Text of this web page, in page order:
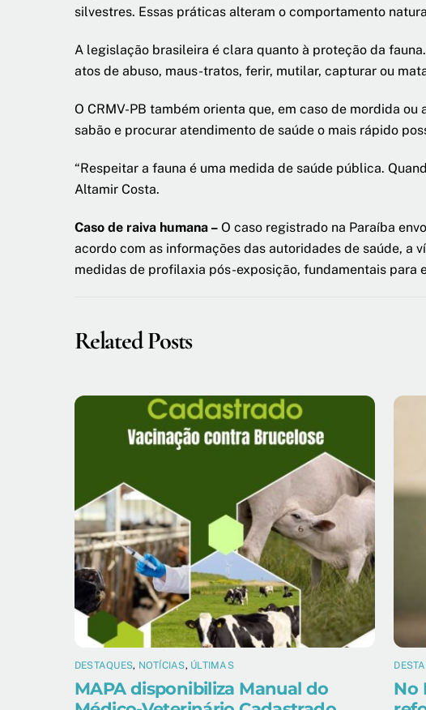
silvestres. Essas práticas alteram o comportamento
A legislação brasileira é clara quanto à proteção da
atos de abuso, maus-tratos, ferir, mutilar, capturar ou
O CRMV-PB também orienta que, em caso de mordida
sabão e procurar atendimento de saúde o mais rápido
“Respeitar a fauna é uma medida de saúde pública.
Altamir Costa.
Caso de raiva humana – O caso registrado na Paraíba
acordo com as informações das autoridades de saúde, a
medidas de profilaxia pós-exposição, fundamentais para
Related Posts
DESTAQUES, NOTÍCIAS, ÚLTIMAS
MAPA disponibiliza Manual do
No